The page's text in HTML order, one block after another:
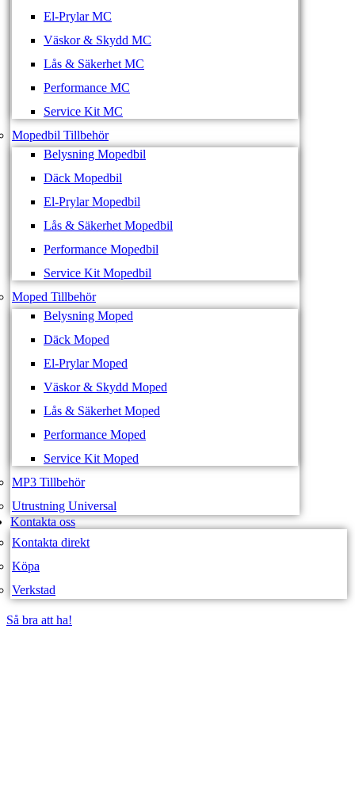
El-Prylar MC
Väskor & Skydd MC
Lås & Säkerhet MC
Performance MC
Service Kit MC
Mopedbil Tillbehör
Belysning Mopedbil
Däck Mopedbil
El-Prylar Mopedbil
Lås & Säkerhet Mopedbil
Performance Mopedbil
Service Kit Mopedbil
Moped Tillbehör
Belysning Moped
Däck Moped
El-Prylar Moped
Väskor & Skydd Moped
Lås & Säkerhet Moped
Performance Moped
Service Kit Moped
MP3 Tillbehör
Utrustning Universal
Kontakta oss
Kontakta direkt
Köpa
Verkstad
Så bra att ha!